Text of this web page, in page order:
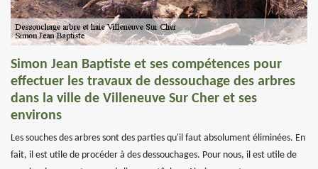
Simon Jean Baptiste et ses compétences pour
effectuer les travaux de dessouchage des arbres
dans la ville de Villeneuve Sur Cher et ses
environs
Les souches des arbres sont des parties qu'il faut absolument éliminées. En
fait, il est utile de procéder à des dessouchages. Pour nous, il est utile de